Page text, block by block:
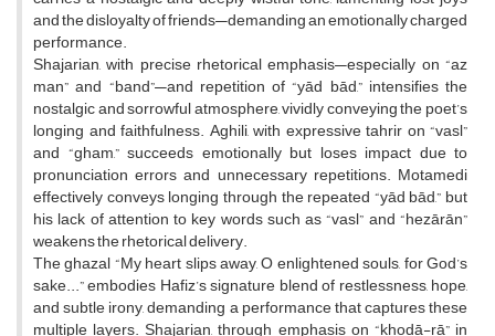
and the disloyalty of friends—demanding an emotionally charged
performance.
Shajarian, with precise rhetorical emphasis—especially on “az
man” and “band”—and repetition of “yād bād,” intensifies the
nostalgic and sorrowful atmosphere, vividly conveying the poet’s
longing and faithfulness. Aghili, with expressive tahrir on “vasl”
and “gham,” succeeds emotionally but loses impact due to
pronunciation errors and unnecessary repetitions. Motamedi
effectively conveys longing through the repeated “yād bād,” but
his lack of attention to key words such as “vasl” and “hezārān”
weakens the rhetorical delivery.
The ghazal “My heart slips away, O enlightened souls, for God’s
sake...” embodies Hafiz’s signature blend of restlessness, hope,
and subtle irony, demanding a performance that captures these